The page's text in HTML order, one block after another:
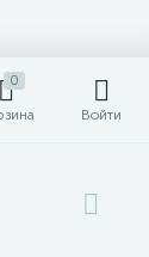
0
Войти